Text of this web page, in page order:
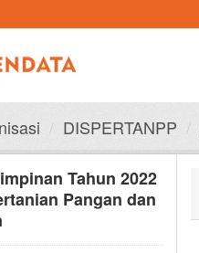
DISPERTANPP
Tahun 2022
Pangan dan